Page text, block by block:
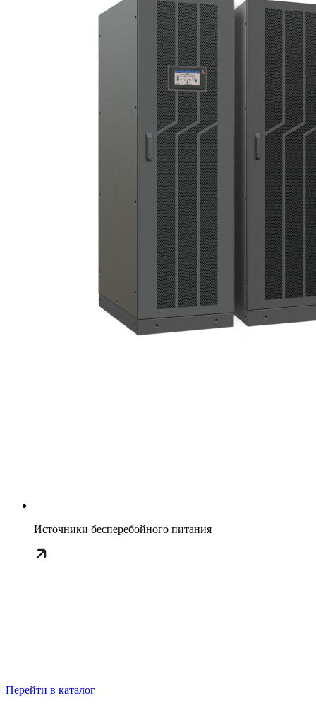
Источники бесперебойного питания
Перейти в каталог